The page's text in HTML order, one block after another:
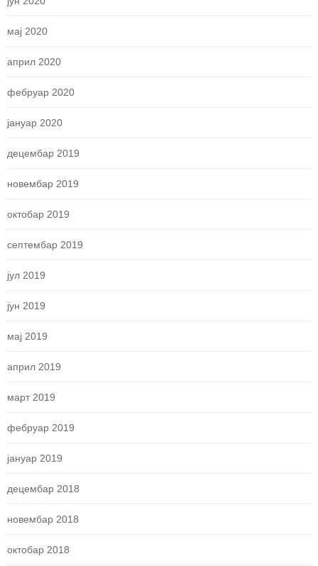
мај 2020
април 2020
фебруар 2020
јануар 2020
децембар 2019
новембар 2019
октобар 2019
септембар 2019
јул 2019
јун 2019
мај 2019
април 2019
март 2019
фебруар 2019
јануар 2019
децембар 2018
новембар 2018
октобар 2018